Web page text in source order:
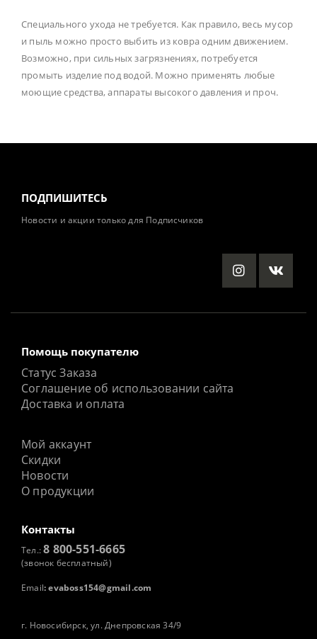
Специального ухода не требуется. Как правило, весь мусор
и пыль можно просто выбить из ковра одним движением.
Возможно, при сильных загрязнениях, потребуется
промыть изделие под водой. Можно применять любые
моющие средства, аппараты высокого давления и проч.
ПОДПИШИТЕСЬ
Новости и акции только для Подписчиков
Помощь покупателю
Статус Заказа
Соглашение об использовании сайта
Доставка и оплата
Мой аккаунт
Скидки
Новости
О продукции
Контакты
Тел.:8 800-551-6665
(звонок бесплатный)
Email: evaboss154@gmail.com
г. Новосибирск, ул. Днепровская 34/9